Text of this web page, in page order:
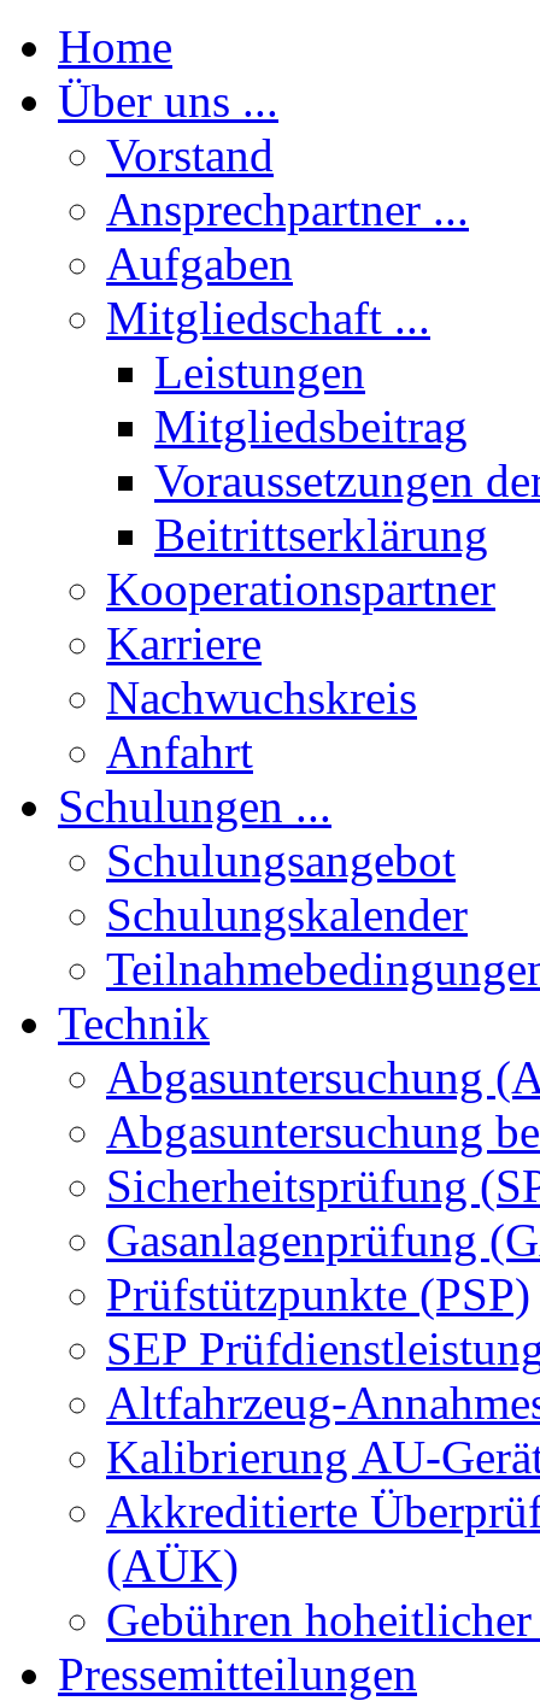
Home
Über uns ...
Vorstand
Ansprechpartner ...
Aufgaben
Mitgliedschaft ...
Leistungen
Mitgliedsbeitrag
Voraussetzungen
Beitrittserklärung
Kooperationspartner
Karriere
Nachwuchskreis
Anfahrt
Schulungen ...
Schulungsangebot
Schulungskalender
Technik
Abgasuntersuchung
Abgasuntersuchung
Sicherheitsprüfung
Gasanlagenprüfung
Prüfstützpunkte (PSP)
SEP
Altfahrzeug-
Kalibrierung AU-
Akkreditierte
(AÜK)
Gebühren
Pressemitteilungen